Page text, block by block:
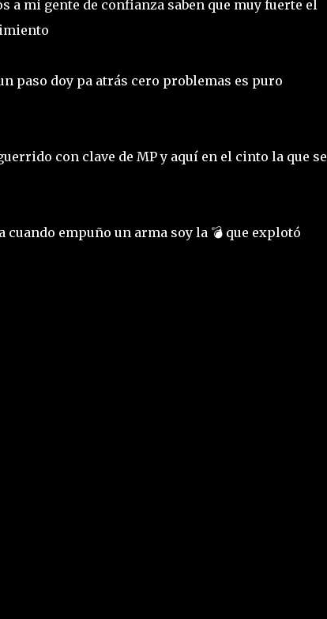
mi gente de confianza saben que muy fuerte el
paso doy pa atrás cero problemas es puro
con clave de MP y aquí en el cinto la que se
cuando empuño un arma soy la 💣 que explotó